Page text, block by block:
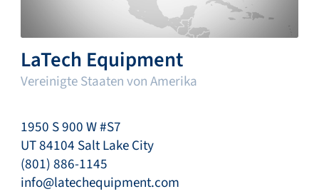
LaTech Equipment
Vereinigte Staaten von Amerika
1950 S 900 W #S7
UT 84104 Salt Lake City
(801) 886-1145
info@latechequipment.com